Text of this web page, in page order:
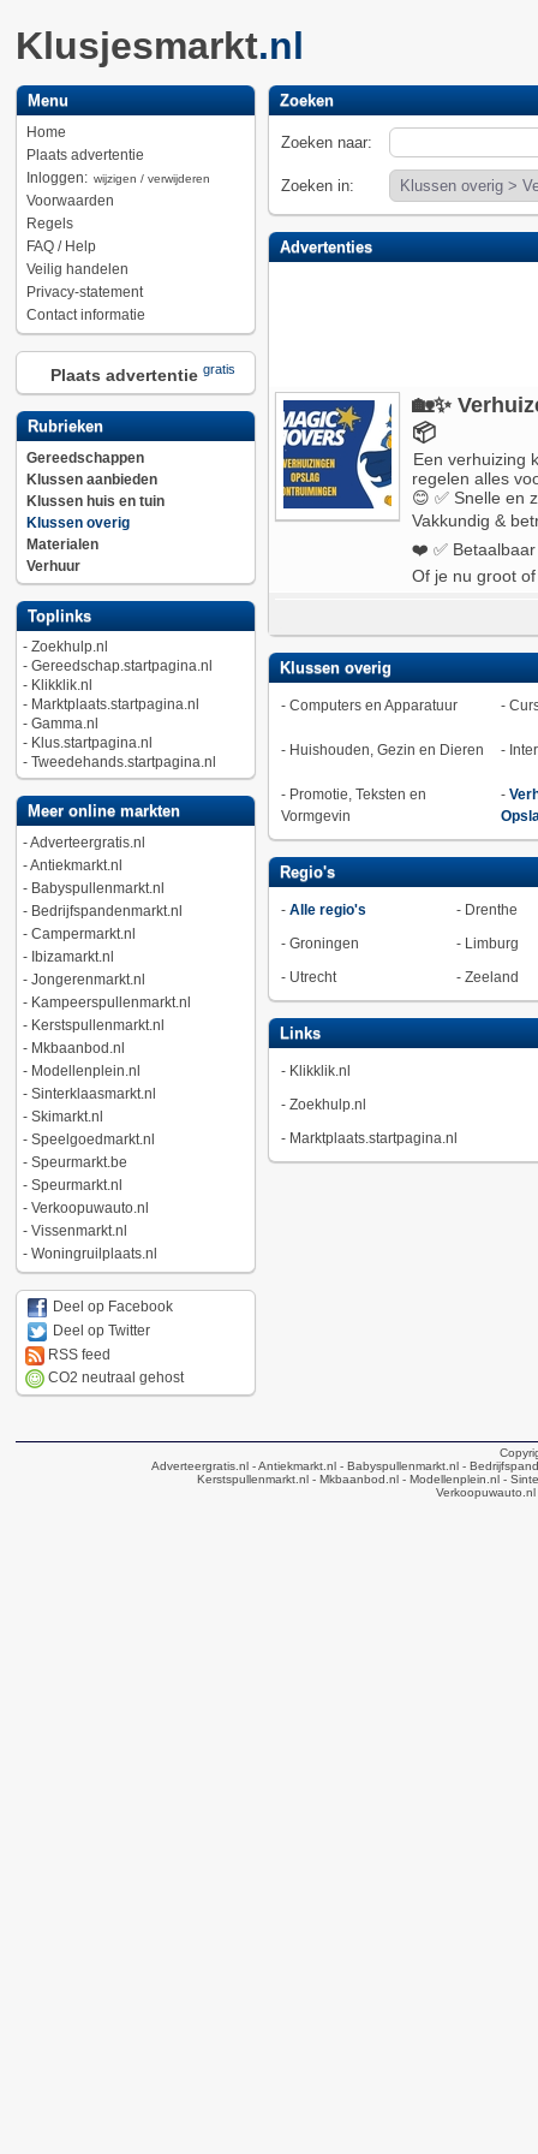
Klusjesmarkt.nl
Menu
Home
Plaats advertentie
Inloggen: wijzigen / verwijderen
Voorwaarden
Regels
FAQ / Help
Veilig handelen
Privacy-statement
Contact informatie
Plaats advertentie gratis
Rubrieken
Gereedschappen
Klussen aanbieden
Klussen huis en tuin
Klussen overig
Materialen
Verhuur
Toplinks
- Zoekhulp.nl
- Gereedschap.startpagina.nl
- Klikklik.nl
- Marktplaats.startpagina.nl
- Gamma.nl
- Klus.startpagina.nl
- Tweedehands.startpagina.nl
Meer online markten
-Adverteergratis.nl
-Antiekmarkt.nl
- Babyspullenmarkt.nl
- Bedrijfspandenmarkt.nl
- Campermarkt.nl
- Ibizamarkt.nl
- Jongerenmarkt.nl
- Kampeerspullenmarkt.nl
- Kerstspullenmarkt.nl
- Mkbaanbod.nl
- Modellenplein.nl
- Sinterklaasmarkt.nl
- Skimarkt.nl
- Speelgoedmarkt.nl
- Speurmarkt.be
- Speurmarkt.nl
- Verkoopuwauto.nl
- Vissenmarkt.nl
- Woningruilplaats.nl
Deel op Facebook
Deel op Twitter
RSS feed
CO2 neutraal gehost
Zoeken
Zoeken naar:
Zoeken in:
Advertenties
🏡✨
📦
Een verhuizing
regelen alles
😊 ✅ Snelle en
Vakkundig &
❤️ ✅ Betaalbaar
Of je nu groot
Klussen overig
- Computers en Apparatuur -
- Huishouden, Gezin en Dieren -
- Promotie, Teksten en
Vormgevin
-
Regio's
- Alle regio's - Drenthe
- Groningen - Limburg
- Utrecht - Zeeland
Links
- Klikklik.nl
- Zoekhulp.nl
- Marktplaats.startpagina.nl
Adverteergratis.nl - Antiekmarkt.nl - Babyspullenmarkt.nl -
Kerstspullenmarkt.nl- Mkbaanbod.nl- Modellenplein.nl-
Verkoopuwauto.nl